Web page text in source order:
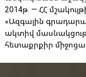
2014թ. — ՀՀ
«Ազգային
ակտիվ
հետաքրքիր